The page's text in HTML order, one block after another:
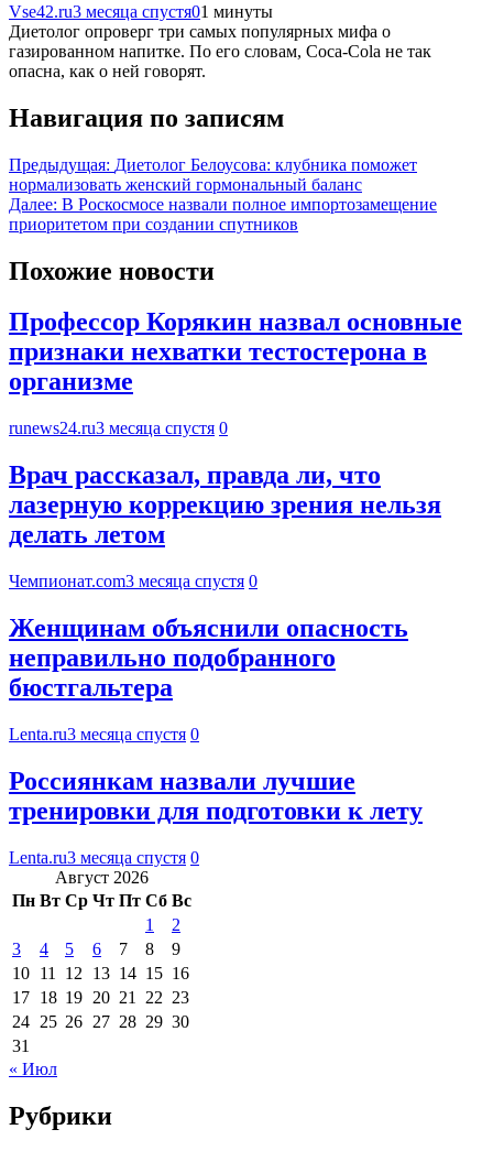
Vse42.ru3 месяца спустя01 минуты
Диетолог опроверг три самых популярных мифа о
газированном напитке. По его словам, Coca-Cola не так
опасна, как о ней говорят.
Навигация по записям
Предыдущая: Диетолог Белоусова: клубника поможет
нормализовать женский гормональный баланс
Далее: В Роскосмосе назвали полное импортозамещение
приоритетом при создании спутников
Похожие новости
Профессор Корякин назвал основные
признаки нехватки тестостерона в
организме
runews24.ru3 месяца спустя 0
Врач рассказал, правда ли, что
лазерную коррекцию зрения нельзя
делать летом
Чемпионат.com3 месяца спустя 0
Женщинам объяснили опасность
неправильно подобранного
бюстгальтера
Lenta.ru3 месяца спустя 0
Россиянкам назвали лучшие
тренировки для подготовки к лету
Lenta.ru3 месяца спустя 0
Август 2026
Пн Вт Ср Чт Пт Сб Вс
1
2
3
4 5 6 7 8
9
10 11 12 13 14 15 16
17 18 19 20 21 22 23
24 25 26 27 28 29 30
31
« Июл
Рубрики